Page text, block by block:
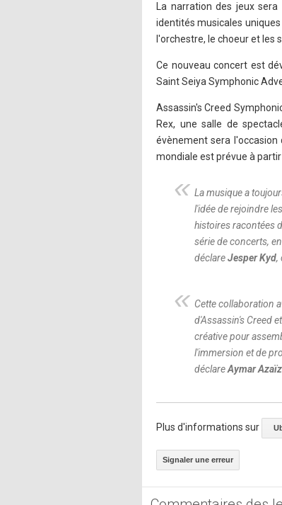
La narration des jeux
identités musicales
l'orchestre, le choeur et les
Ce nouveau concert est
Saint Seiya Symphonic
Assassin's Creed
Rex, une salle de
évènement sera l'occasion
mondiale est prévue à
La musique a
l'idée de rejoindre
histoires racontées
série de concerts,
déclareJesper Kyd,
Cette collaboration
d'Assassin's Creed
créative pour
l'immersion et de
déclareAymar
Plus d'informations sur
Signaler une erreur